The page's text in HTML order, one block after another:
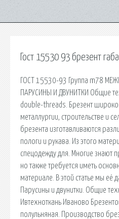
Гост 15530 93 брезент
ГОСТ 15530-93 Группа m78
ПАРУСИНЫ И ДВУНИТКИ Общие
double-threads. Брезент
металлургии, строительстве и
брезента изготавливаются
пологи и рукава. Из этого
спецодежду для. Многие знают
но также требуется иметь
материале. В этой статье мы её
Парусины и двунитки. Общие
Ивтехноткань Иваново
полульняная. Производство